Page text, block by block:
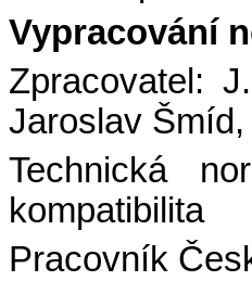
Vypracování
Zpracovatel:
Jaroslav Šmíd,
Technická
kompatibilita
Pracovník